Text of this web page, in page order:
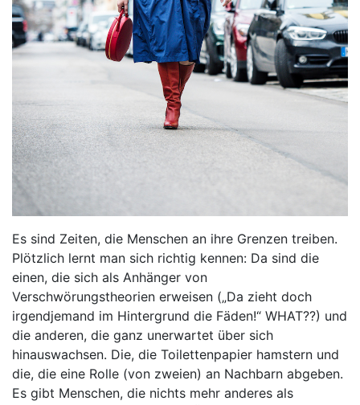
Es sind Zeiten, die Menschen an ihre Grenzen treiben.
Plötzlich lernt man sich richtig kennen: Da sind die
einen, die sich als Anhänger von
Verschwörungstheorien erweisen („Da zieht doch
irgendjemand im Hintergrund die Fäden!“ WHAT??) und
die anderen, die ganz unerwartet über sich
hinauswachsen. Die, die Toilettenpapier hamstern und
die, die eine Rolle (von zweien) an Nachbarn abgeben.
Es gibt Menschen, die nichts mehr anderes als